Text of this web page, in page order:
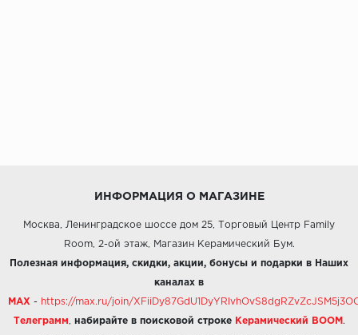
ИНФОРМАЦИЯ О МАГАЗИНЕ
Москва, Ленинградское шоссе дом 25, Торговый Центр Family
Room, 2-ой этаж, Магазин Керамический Бум.
Полезная информация, скидки, акции, бонусы и подарки в Наших
каналах в
MAX - https://max.ru/join/
Телеграмм набирайте в поисковой строке Керамический BOOM .